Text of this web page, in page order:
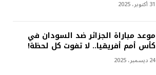
31 أكتوبر، 2025
موعد مباراة الجزائر ضد السودان في
كأس أمم أفريقيا.. لا تفوت كل لحظة!
24 ديسمبر، 2025